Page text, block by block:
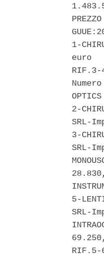
1-
euro
RIF.3-
2-
SRL-
3-
SRL-
5-
SRL-
RIF.5-